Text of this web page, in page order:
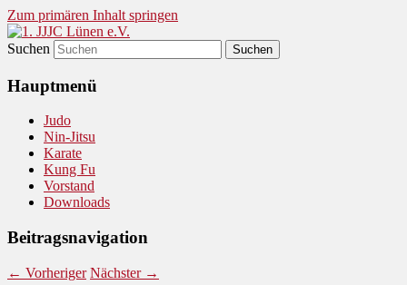
Zum primären Inhalt springen
1. JJJC Lünen e.V.
Judo und Ninjitsu
Suchen
Hauptmenü
Judo
Nin-Jitsu
Karate
Kung Fu
Vorstand
Downloads
Beitragsnavigation
← Vorheriger Nächster →